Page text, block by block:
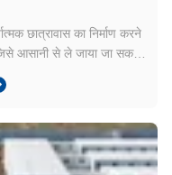
छात्रावास का निर्माण करने
आसानी से ले जाया जा सकता
के लिए आदर्श बनाना, श्रमिक